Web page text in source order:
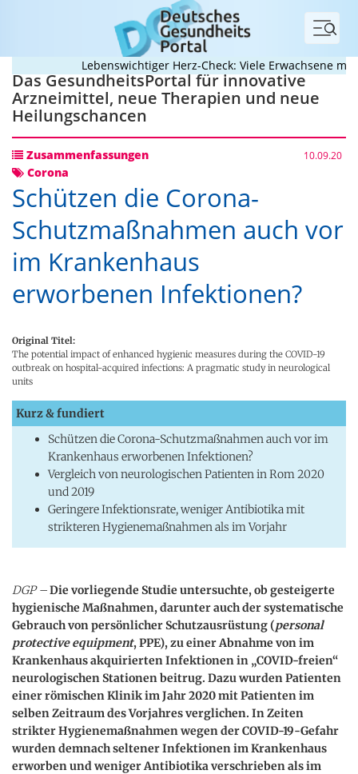
Menü
Lebenswichtiger Herz-Check: Viele Erwachsene mit
Das GesundheitsPortal für innovative
Arzneimittel, neue Therapien und neue
Heilungschancen
Zusammenfassungen 10.09.20
Corona
Schützen die Corona-
Schutzmaßnahmen auch vor
im Krankenhaus
erworbenen Infektionen?
Original Titel:
The potential impact of enhanced hygienic measures during the COVID-19
outbreak on hospital-acquired infections: A pragmatic study in neurological
units
Kurz & fundiert
Schützen die Corona-Schutzmaßnahmen auch vor im
Krankenhaus erworbenen Infektionen?
Vergleich von neurologischen Patienten in Rom 2020
und 2019
Geringere Infektionsrate, weniger Antibiotika mit
strikteren Hygienemaßnahmen als im Vorjahr
DGP –Die vorliegende Studie untersuchte, ob gesteigerte
hygienische Maßnahmen, darunter auch der systematische
Gebrauch von persönlicher Schutzausrüstung (personal
protective equipment, PPE), zu einer Abnahme von im
Krankenhaus akquirierten Infektionen in „COVID-freien“
neurologischen Stationen beitrug. Dazu wurden Patienten
einer römischen Klinik im Jahr 2020 mit Patienten im
selben Zeitraum des Vorjahres verglichen. In Zeiten
strikter Hygienemaßnahmen wegen der COVID-19-Gefahr
wurden demnach seltener Infektionen im Krankenhaus
erworben und weniger Antibiotika verschrieben als im